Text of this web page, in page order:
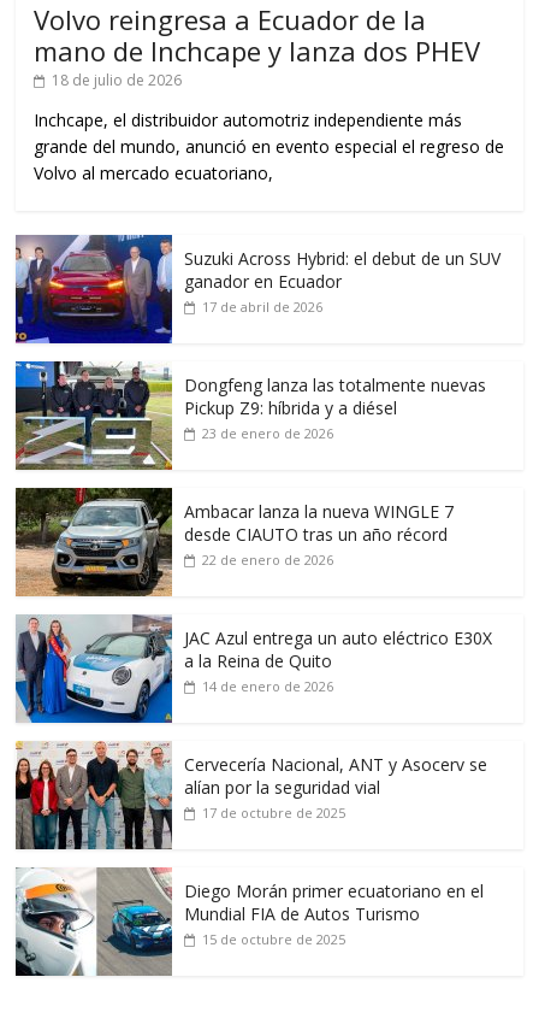
Volvo reingresa a Ecuador de la
mano de Inchcape y lanza dos PHEV
18 de julio de 2026
Inchcape, el distribuidor automotriz independiente más
grande del mundo, anunció en evento especial el regreso de
Volvo al mercado ecuatoriano,
Suzuki Across Hybrid: el debut de un SUV
ganador en Ecuador
17 de abril de 2026
Dongfeng lanza las totalmente nuevas
Pickup Z9: híbrida y a diésel
23 de enero de 2026
Ambacar lanza la nueva WINGLE 7
desde CIAUTO tras un año récord
22 de enero de 2026
JAC Azul entrega un auto eléctrico E30X
a la Reina de Quito
14 de enero de 2026
Cervecería Nacional, ANT y Asocerv se
alían por la seguridad vial
17 de octubre de 2025
Diego Morán primer ecuatoriano en el
Mundial FIA de Autos Turismo
15 de octubre de 2025